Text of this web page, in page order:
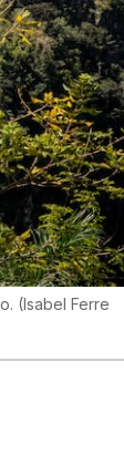
(Isabel Ferre